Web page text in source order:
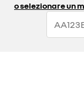
o selezionare un